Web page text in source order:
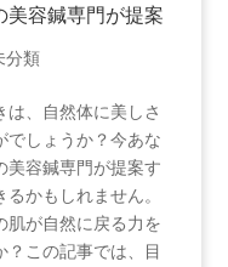
美容鍼専門が提案
分類
は、自然体に美しさ
でしょうか？今あな
美容鍼専門が提案す
かもしれません。
肌が自然に戻る力を
この記事では、目